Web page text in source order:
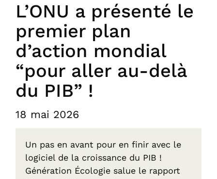
L’ONU a présenté le
premier plan
d’action mondial
“pour aller au‑delà
du PIB” !
18 mai 2026
Un pas en avant pour en finir avec le
logiciel de la croissance du PIB !
Génération Écologie salue le rapport